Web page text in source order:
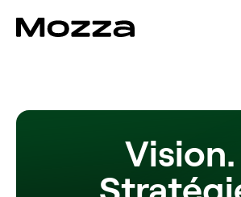
Vision.